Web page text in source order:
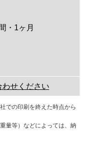
・1ヶ月
わせください
での印刷を終えた時点から
量等）などによっては、納